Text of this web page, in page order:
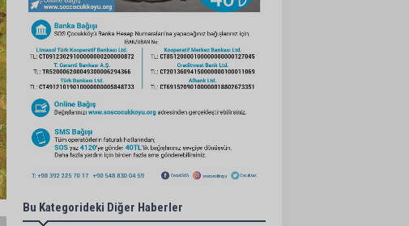
Bu Kategorideki Diğer Haberler